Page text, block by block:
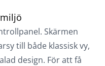
Skärmen
till både klassisk vy,
design. För att få